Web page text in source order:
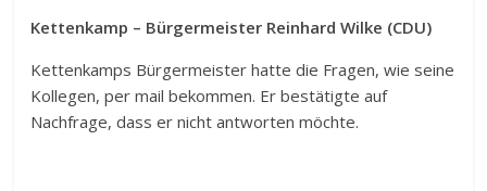
Kettenkamp – Bürgermeister Reinhard Wilke (CDU)
Kettenkamps Bürgermeister hatte die Fragen, wie seine
Kollegen, per mail bekommen. Er bestätigte auf
Nachfrage, dass er nicht antworten möchte.